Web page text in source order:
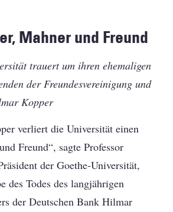
Mahner und Freund
trauert um ihren ehemaligen
der Freundesvereinigung und
Kopper
verliert die Universität einen
Freund“, sagte Professor
der Goethe-Universität,
des Todes des langjährigen
der Deutschen Bank Hilmar